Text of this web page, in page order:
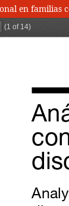
en familias